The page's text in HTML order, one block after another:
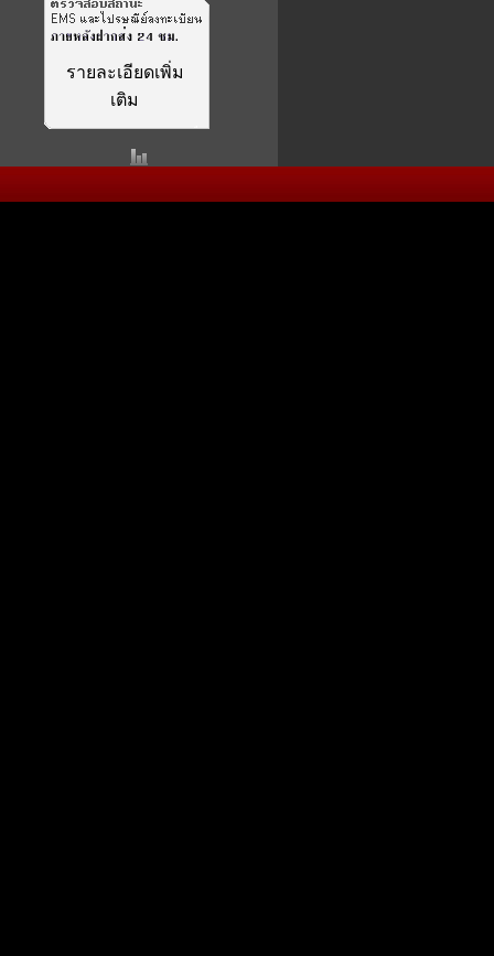
รายละเอียดเพิ่ม
เติม